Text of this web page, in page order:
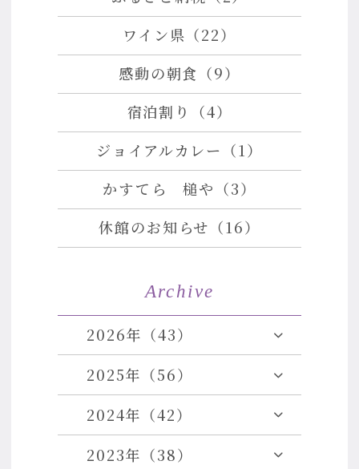
ワイン県（22）
感動の朝食（9）
宿泊割り（4）
ジョイアルカレー（1）
かすてら 槌や（3）
休館のお知らせ（16）
Archive
2026年（43）
2025年（56）
2024年（42）
2023年（38）